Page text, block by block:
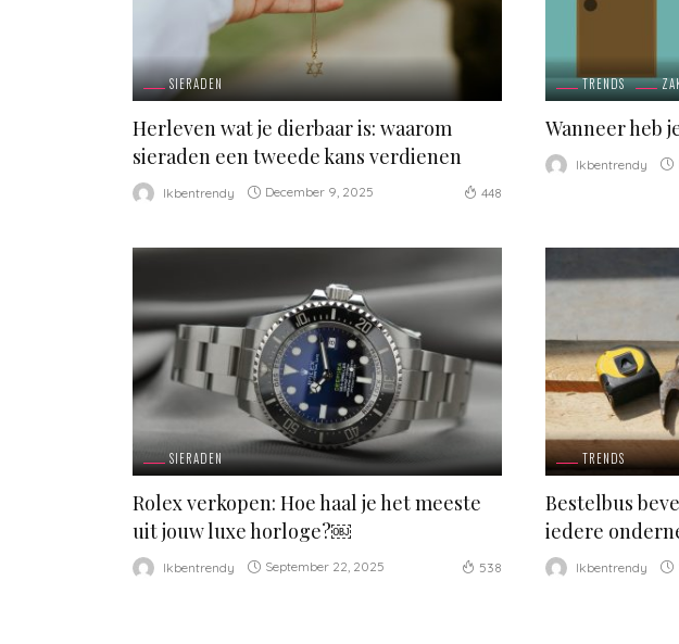
SIERADEN
Herleven wat je dierbaar is: waarom
sieraden een tweede kans verdienen
Ikbentrendy December 9, 2025 448
TRENDS
Wanneer heb
Ikbentrendy
SIERADEN
Rolex verkopen: Hoe haal je het meeste
uit jouw luxe horloge?￼
Ikbentrendy September 22, 2025 538
TRENDS
Bestelbus
iedere
Ikbentrendy